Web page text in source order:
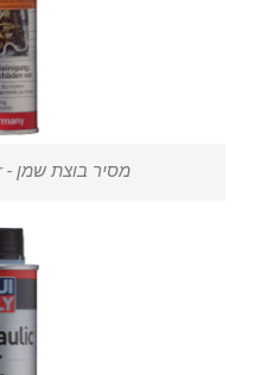
מסיר בוצת שמן - Oil Sludge Remover